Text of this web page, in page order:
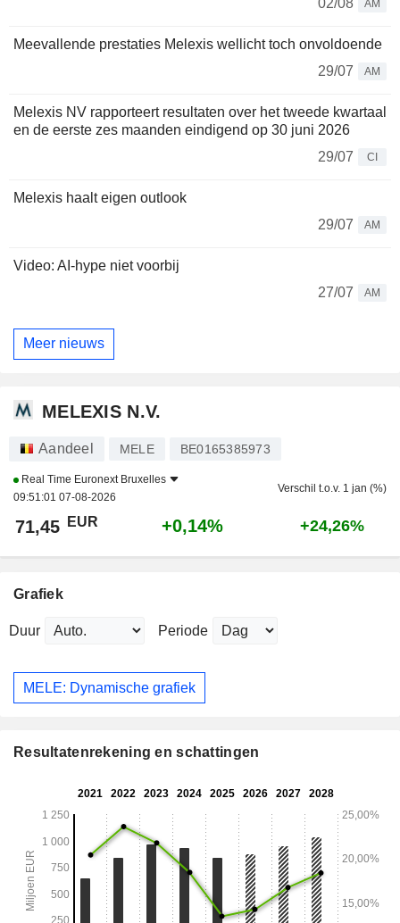
AM
Meevallende prestaties Melexis wellicht toch onvoldoende
29/07
AM
Melexis NV rapporteert resultaten over het tweede kwartaal
en de eerste zes maanden eindigend op 30 juni 2026
29/07
CI
Melexis haalt eigen outlook
29/07
AM
Video: AI-hype niet voorbij
27/07
AM
Meer nieuws
MELEXIS N.V.
Aandeel MELE BE0165385973
Real Time Euronext Bruxelles
09:51:01 07-08-2026
Verschil t.o.v. 1 jan (%)
71,45 EUR +0,14% +24,26%
Grafiek
Duur Periode
MELE: Dynamische grafiek
Resultatenrekening en schattingen